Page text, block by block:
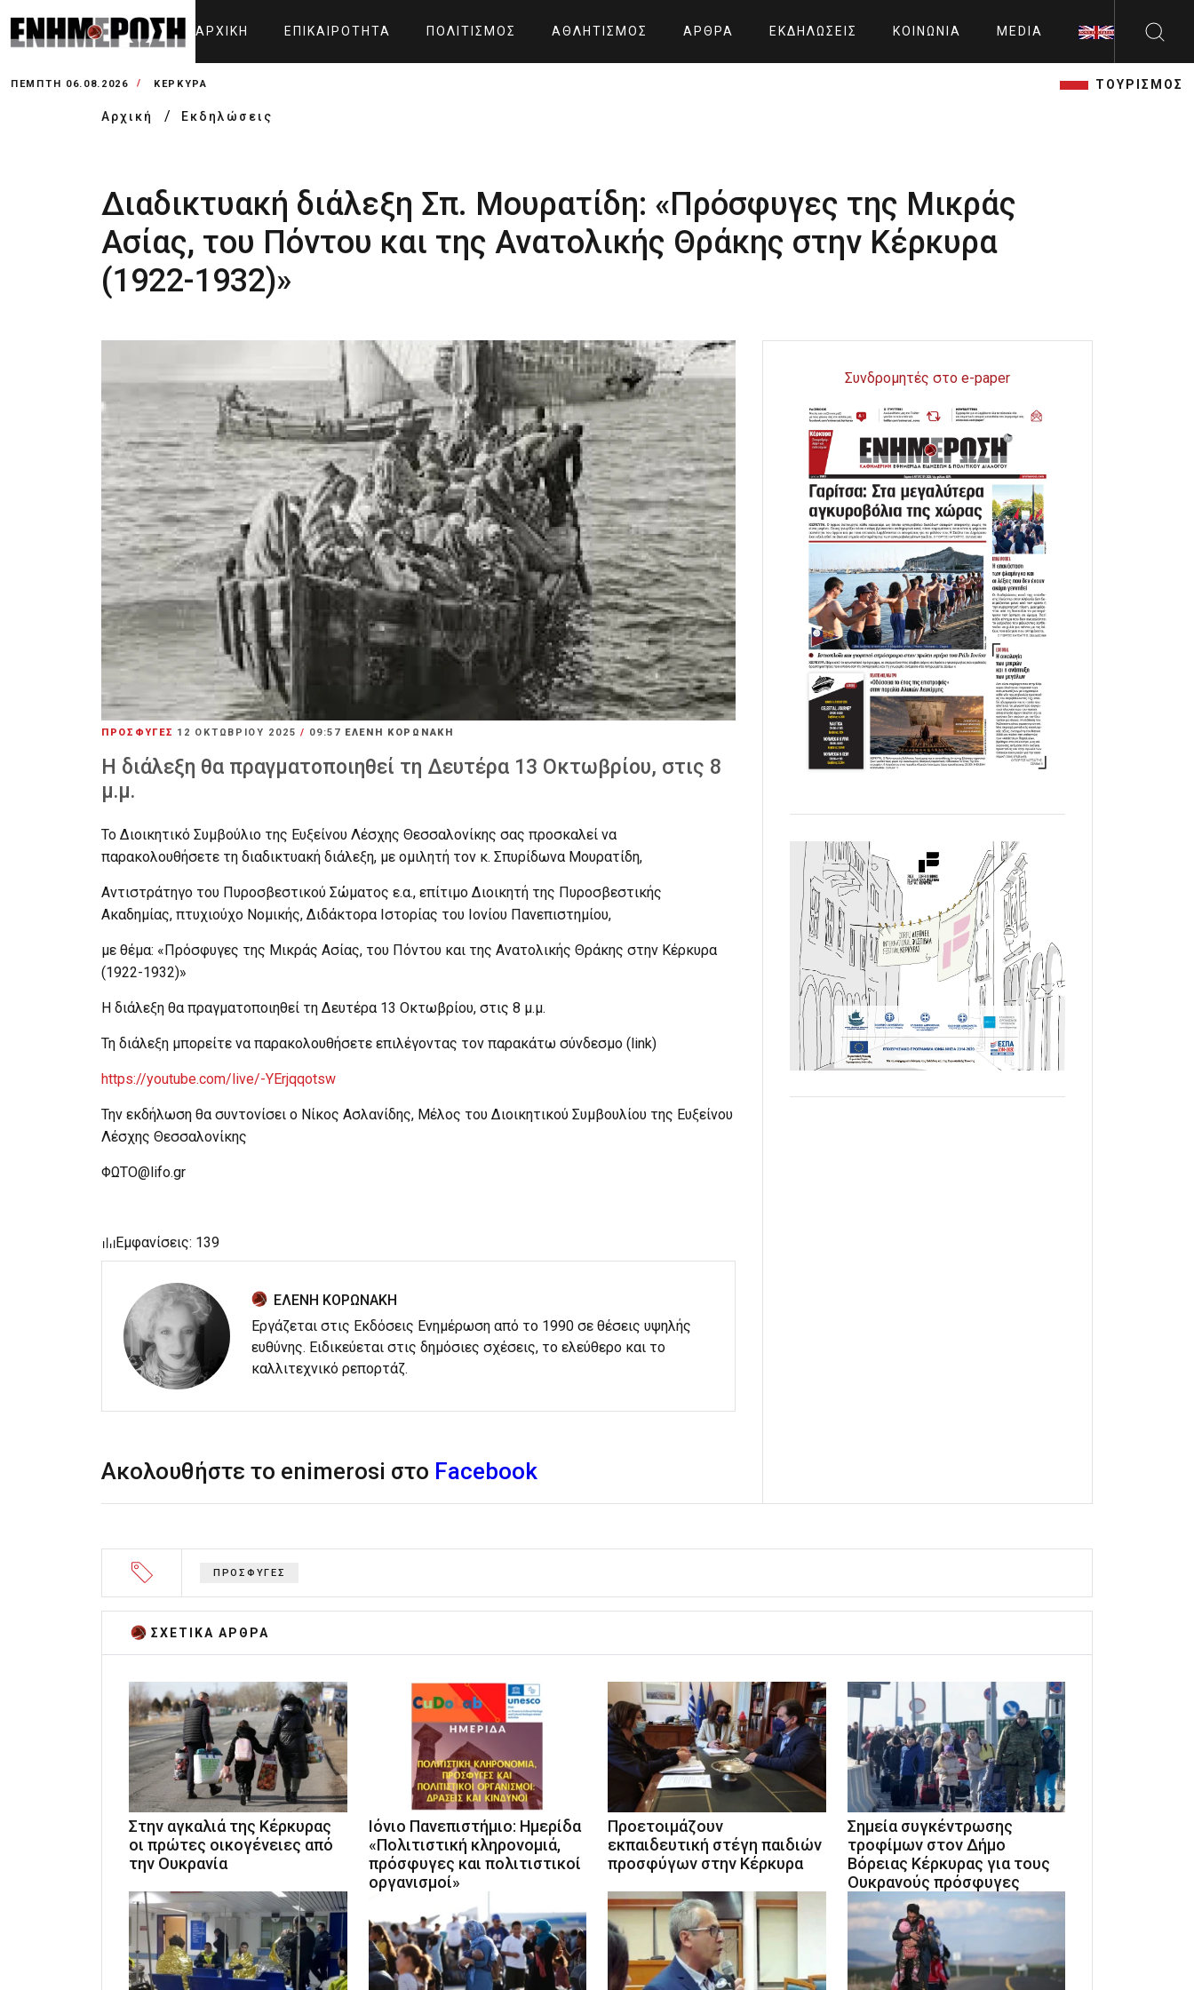
ΑΡΧΙΚΉ ΕΠΙΚΑΙΡΌΤΗΤΑ ΠΟΛΙΤΙΣΜΌΣ ΑΘΛΗΤΙΣΜΌΣ ΆΡΘΡΑ ΕΚΔΗΛΏΣΕΙΣ ΚΟΙΝΩΝΊΑ MEDIA
ΠΈΜΠΤΗ 06.08.2026 ΚΕΡΚΥΡΑ ΤΟΥΡΙΣΜΟΣ
Αρχική Εκδηλώσεις
Διαδικτυακή διάλεξη Σπ. Μουρατίδη: «Πρόσφυγες της Μικράς
Ασίας, του Πόντου και της Ανατολικής Θράκης στην Κέρκυρα
(1922-1932)»
ΠΡΟΣΦΥΓΕΣ 12 ΟΚΤΩΒΡΊΟΥ 2025 / 09:57 ΕΛΕΝΗ ΚΟΡΩΝΑΚΗ
Η διάλεξη θα πραγματοποιηθεί τη Δευτέρα 13 Οκτωβρίου, στις 8
μ.μ.
Το Διοικητικό Συμβούλιο της Ευξείνου Λέσχης Θεσσαλονίκης σας προσκαλεί να
παρακολουθήσετε τη διαδικτυακή διάλεξη, με ομιλητή τον κ. Σπυρίδωνα Μουρατίδη,
Αντιστράτηγο του Πυροσβεστικού Σώματος ε.α., επίτιμο Διοικητή της Πυροσβεστικής
Ακαδημίας, πτυχιούχο Νομικής, Διδάκτορα Ιστορίας του Ιονίου Πανεπιστημίου,
με θέμα: «Πρόσφυγες της Μικράς Ασίας, του Πόντου και της Ανατολικής Θράκης στην Κέρκυρα
(1922-1932)»
Η διάλεξη θα πραγματοποιηθεί τη Δευτέρα 13 Οκτωβρίου, στις 8 μ.μ.
Τη διάλεξη μπορείτε να παρακολουθήσετε επιλέγοντας τον παρακάτω σύνδεσμο (link)
https://youtube.com/live/-YErjqqotsw
Την εκδήλωση θα συντονίσει ο Νίκος Ασλανίδης, Μέλος του Διοικητικού Συμβουλίου της Ευξείνου
Λέσχης Θεσσαλονίκης
ΦΩΤΟ@lifo.gr
Εμφανίσεις: 139
ΕΛΕΝΗ ΚΟΡΩΝΑΚΗ
Εργάζεται στις Εκδόσεις Ενημέρωση από το 1990 σε θέσεις υψηλής
ευθύνης. Ειδικεύεται στις δημόσιες σχέσεις, το ελεύθερο και το
καλλιτεχνικό ρεπορτάζ.
Ακολουθήστε το enimerosi στο Facebook
Συνδρομητές στο e-paper
ΠΡΟΣΦΥΓΕΣ
ΣΧΕΤΙΚA AΡΘΡΑ
Στην αγκαλιά της Κέρκυρας
οι πρώτες οικογένειες από
την Ουκρανία
Ιόνιο Πανεπιστήμιο: Ημερίδα
«Πολιτιστική κληρονομιά,
πρόσφυγες και πολιτιστικοί
οργανισμοί»
Προετοιμάζουν
εκπαιδευτική στέγη παιδιών
προσφύγων στην Κέρκυρα
Σημεία συγκέντρωσης
τροφίμων στον Δήμο
Βόρειας Κέρκυρας για τους
Ουκρανούς πρόσφυγες